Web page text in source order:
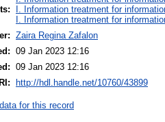
I. Information treatment for
I. Information treatment for
Zaira Regina Zafalon
09 Jan 2023 12:16
09 Jan 2023 12:16
http://hdl.handle.net/10760/43899
for this record